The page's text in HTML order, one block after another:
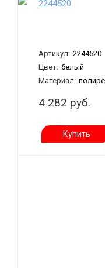
2244520
Артикул: 2244520
Цвет: белый
Материал:
4 282 руб.
Купить